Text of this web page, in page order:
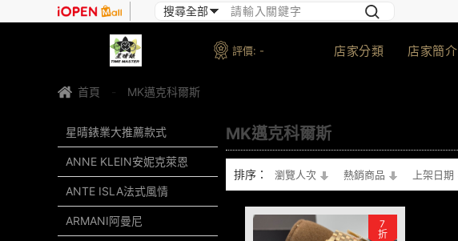
評價: - 店家分類 店家簡介
首頁 - MK邁克科爾斯
星晴錶業大推薦款式
ANNE KLEIN安妮克萊恩
ANTE ISLA法式風情
ARMANI阿曼尼
MK邁克科爾斯
排序： 瀏覽人次 熱銷商品 上架日期
7
折